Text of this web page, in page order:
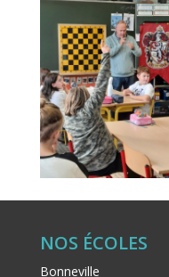
NOS ÉCOLES
Bonneville